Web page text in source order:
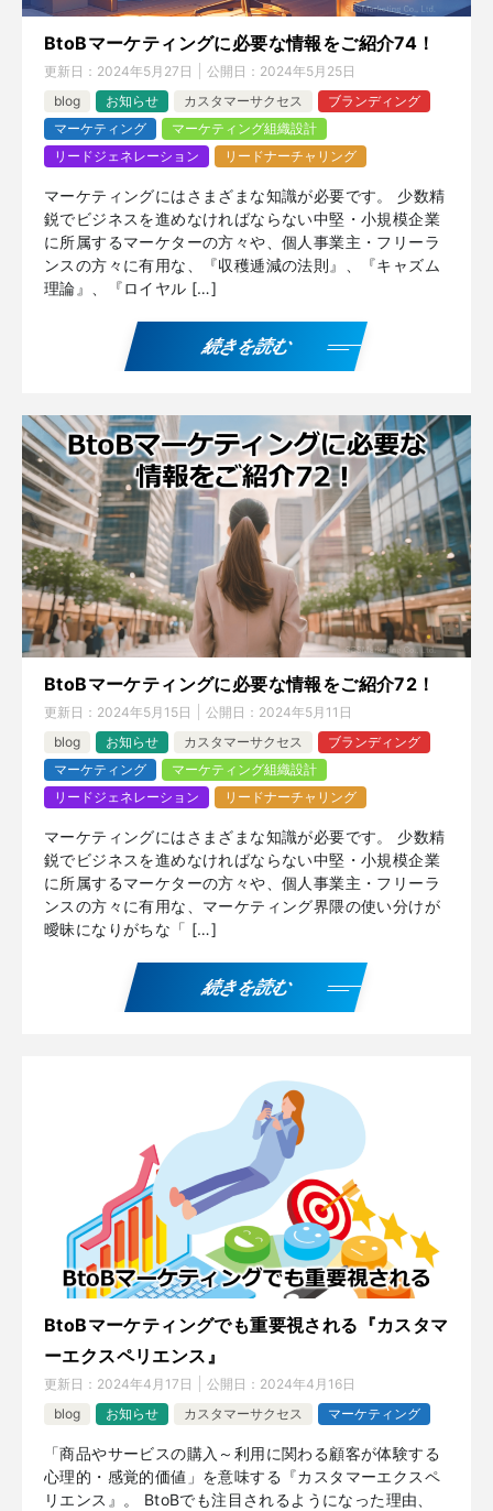
BtoBマーケティングに必要な情報をご紹介74！
更新日： 2024年5月27日 公開日： 2024年5月25日
blog
お知らせ カスタマーサクセス
ブランディング
マーケティング
マーケティング組織設計
リードジェネレーション
リードナーチャリング
マーケティングにはさまざまな知識が必要です。 少数精
鋭でビジネスを進めなければならない中堅・小規模企業
に所属するマーケターの方々や、個人事業主・フリーラ
ンスの方々に有用な、『収穫逓減の法則』、『キャズム
理論』、『ロイヤル […]
続きを読む
BtoBマーケティングに必要な情報をご紹介72！
更新日： 2024年5月15日 公開日： 2024年5月11日
blog
お知らせ カスタマーサクセス
ブランディング
マーケティング
マーケティング組織設計
リードジェネレーション
リードナーチャリング
マーケティングにはさまざまな知識が必要です。 少数精
鋭でビジネスを進めなければならない中堅・小規模企業
に所属するマーケターの方々や、個人事業主・フリーラ
ンスの方々に有用な、マーケティング界隈の使い分けが
曖昧になりがちな「 […]
続きを読む
BtoBマーケティングでも重要視される『カスタマ
ーエクスペリエンス』
更新日： 2024年4月17日 公開日： 2024年4月16日
blog
お知らせ カスタマーサクセス マーケティング
「商品やサービスの購入～利用に関わる顧客が体験する
心理的・感覚的価値」を意味する『カスタマーエクスペ
リエンス』。 BtoBでも注目されるようになった理由、